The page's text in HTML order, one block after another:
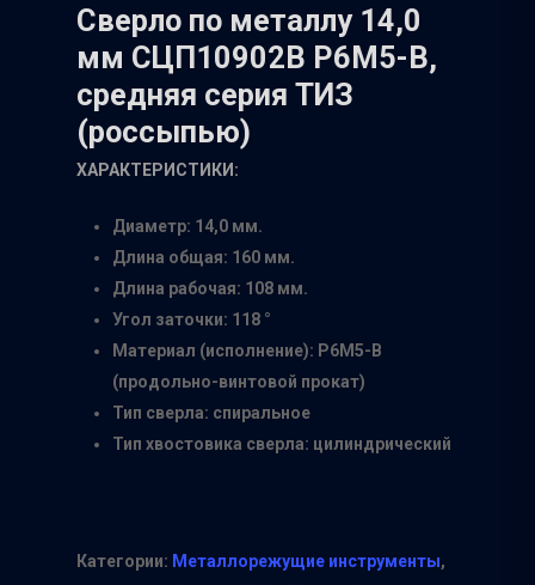
Сверло по металлу 14,0
мм СЦП10902В Р6М5-В,
средняя серия ТИЗ
(россыпью)
ХАРАКТЕРИСТИКИ:
Диаметр: 14,0 мм.
Длина общая: 160 мм.
Длина рабочая: 108 мм.
Угол заточки: 118 °
Материал (исполнение): Р6М5-В
(продольно-винтовой прокат)
Тип сверла: спиральное
Тип хвостовика сверла: цилиндрический
Категории: Металлорежущие инструменты,